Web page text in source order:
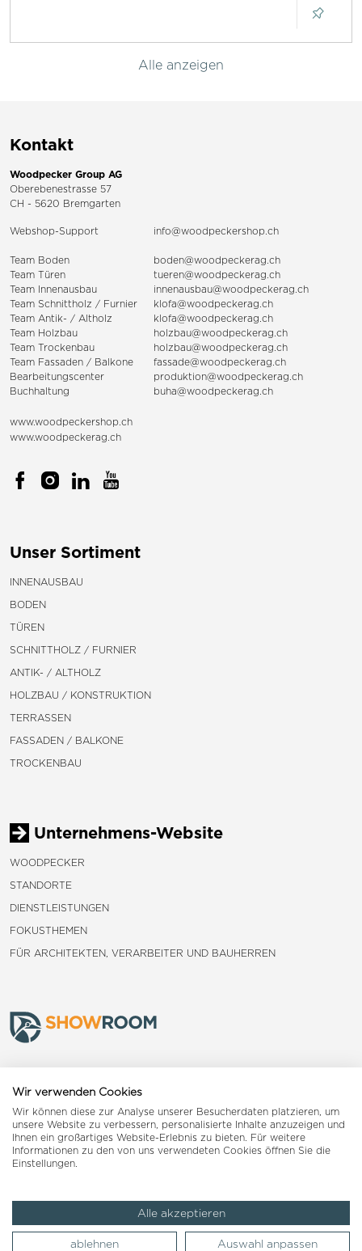
Alle anzeigen
Kontakt
Woodpecker Group AG
Oberebenestrasse 57
CH - 5620 Bremgarten
Webshop-Support info@woodpeckershop.ch
Team Boden
boden@woodpeckerag.ch
Team Türen
tueren@woodpeckerag.ch
Team Innenausbau
innenausbau@woodpeckerag.ch
Team Schnittholz / Furnier
klofa@woodpeckerag.ch
Team Antik- / Altholz
klofa@woodpeckerag.ch
Team Holzbau
holzbau@woodpeckerag.ch
Team Trockenbau
holzbau@woodpeckerag.ch
Team Fassaden / Balkone
fassade@woodpeckerag.ch
Bearbeitungscenter
produktion@woodpeckerag.ch
Buchhaltung
buha@woodpeckerag.ch
www.woodpeckershop.ch
www.woodpeckerag.ch
Unser Sortiment
INNENAUSBAU
BODEN
TÜREN
SCHNITTHOLZ / FURNIER
ANTIK- / ALTHOLZ
HOLZBAU / KONSTRUKTION
TERRASSEN
FASSADEN / BALKONE
TROCKENBAU
Unternehmens-Website
WOODPECKER
STANDORTE
DIENSTLEISTUNGEN
FOKUSTHEMEN
FÜR ARCHITEKTEN, VERARBEITER UND BAUHERREN
Landquart
Reiden
Impressum AGB Datenschutzerklärung
Wir verwenden Cookies
Wir können diese zur Analyse unserer Besucherdaten platzieren, um
unsere Website zu verbessern, personalisierte Inhalte anzuzeigen und
Ihnen ein großartiges Website-Erlebnis zu bieten. Für weitere
Informationen zu den von uns verwendeten Cookies öffnen Sie die
Einstellungen.
Alle akzeptieren
ablehnen Auswahl anpassen